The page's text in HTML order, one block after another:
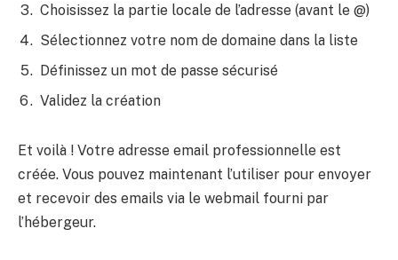
Choisissez la partie locale de l’adresse (avant le @)
Sélectionnez votre nom de domaine dans la liste
Définissez un mot de passe sécurisé
Validez la création
Et voilà ! Votre adresse email professionnelle est
créée. Vous pouvez maintenant l’utiliser pour envoyer
et recevoir des emails via le webmail fourni par
l’hébergeur.